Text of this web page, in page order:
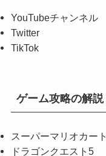
YouTubeチャンネル
Twitter
TikTok
ゲーム攻略の解説
スーパーマリオカート
ドラゴンクエスト5